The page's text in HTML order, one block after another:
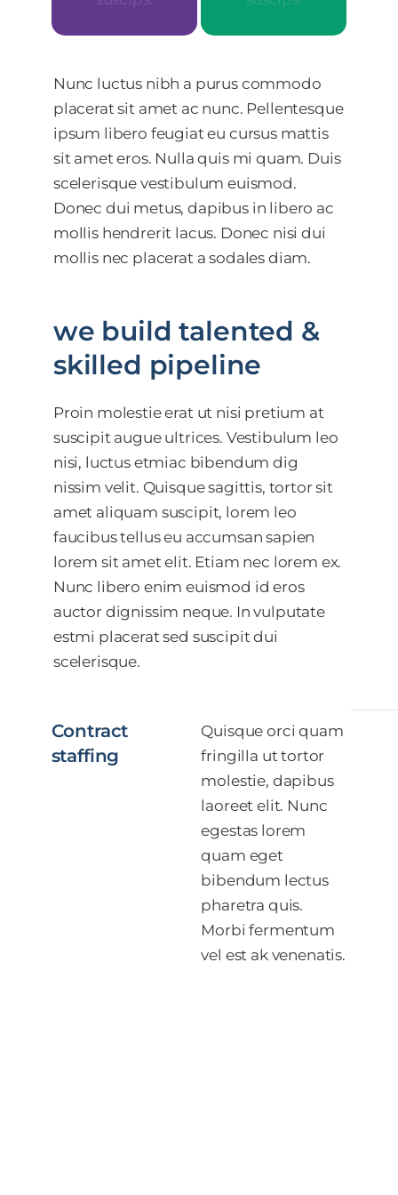
Nunc luctus nibh a purus commodo
placerat sit amet ac nunc. Pellentesque
ipsum libero feugiat eu cursus mattis
sit amet eros. Nulla quis mi quam. Duis
scelerisque vestibulum euismod.
Donec dui metus, dapibus in libero ac
mollis hendrerit lacus. Donec nisi dui
mollis nec placerat a sodales diam.
we build talented &
skilled pipeline
Proin molestie erat ut nisi pretium at
suscipit augue ultrices. Vestibulum leo
nisi, luctus etmiac bibendum dig
nissim velit. Quisque sagittis, tortor sit
amet aliquam suscipit, lorem leo
faucibus tellus eu accumsan sapien
lorem sit amet elit. Etiam nec lorem ex.
Nunc libero enim euismod id eros
auctor dignissim neque. In vulputate
estmi placerat sed suscipit dui
scelerisque.
Contract
staffing
Quisque orci quam
fringilla ut tortor
molestie, dapibus
laoreet elit. Nunc
egestas lorem
quam eget
bibendum lectus
pharetra quis.
Morbi fermentum
vel est ak venenatis.